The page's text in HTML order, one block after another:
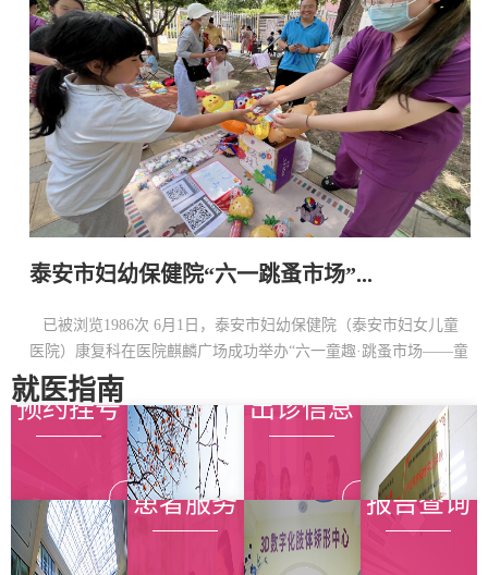
泰安市妇幼保健院隆重举行2026...
已被浏览793次 五月花开暖人间，白衣执甲护安康。为庆祝第
115个国际护士节，弘扬南丁格尔精神，表彰先进、树立典范，5
月1...
1 23 4567 8 910
就医指南
预约挂号
查看详情
出诊信息
查看详情
患者服务 报告查询